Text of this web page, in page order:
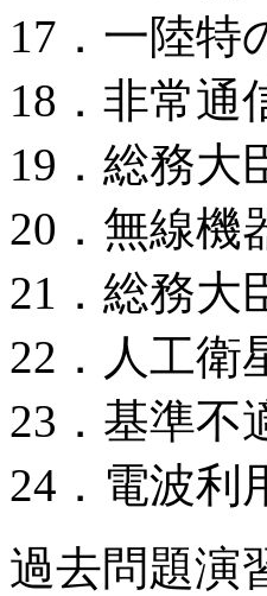
17．一陸特
18．非常通
19．総務大
20．無線機
21．総務大
22．人工衛
23．基準不
24．電波利
過去問題演